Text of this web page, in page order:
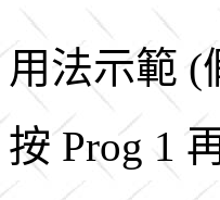
用法示範 (
按 Prog 1